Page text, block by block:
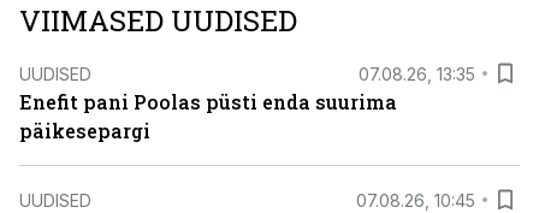
VIIMASED UUDISED
UUDISED 07.08.26, 13:35
Enefit pani Poolas püsti enda suurima
päikesepargi
UUDISED 07.08.26, 10:45